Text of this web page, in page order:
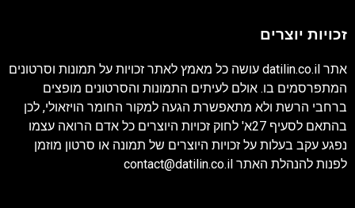
זכויות יוצרים
אתר datilin.co.il עושה כל מאמץ לאתר זכויות על תמונות וסרטונים
המתפרסמים בו. אולם לעיתים התמונות והסרטונים מופצים
ברחבי הרשת ולא מתאפשרת הגעה למקור החומר הויזאולי, לכן
בהתאם לסעיף 27א' לחוק זכויות היוצרים כל אדם הרואה עצמו
נפגע עקב בעלות על זכויות היוצרים של תמונה או סרטון מוזמן
לפנות להנהלת האתר contact@datilin.co.il